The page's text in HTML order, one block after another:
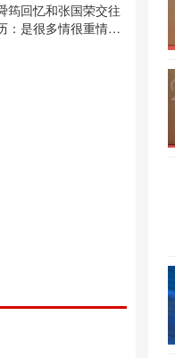
筠回忆和张国荣交往
：是很多情很重情的